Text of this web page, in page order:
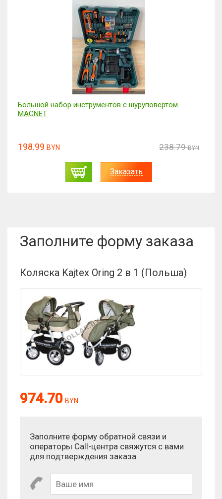
Большой набор инструментов с шуруповертом
MAGNET
198.99 BYN 238.79 BYN
Заказать
Заполните форму заказа
Коляска Kajtex Oring 2 в 1 (Польша)
974.70 BYN
Заполните форму обратной связи и
операторы Call-центра свяжутся с вами
для подтверждения заказа.